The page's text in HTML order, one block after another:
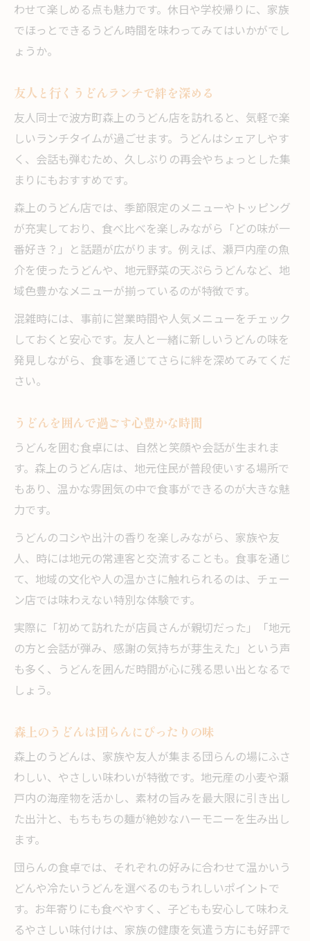
わせて楽しめる点も魅力です。休日や学校帰りに、家族
でほっとできるうどん時間を味わってみてはいかがでし
ょうか。
友人と行くうどんランチで絆を深める
友人同士で波方町森上のうどん店を訪れると、気軽で楽
しいランチタイムが過ごせます。うどんはシェアしやす
く、会話も弾むため、久しぶりの再会やちょっとした集
まりにもおすすめです。
森上のうどん店では、季節限定のメニューやトッピング
が充実しており、食べ比べを楽しみながら「どの味が一
番好き？」と話題が広がります。例えば、瀬戸内産の魚
介を使ったうどんや、地元野菜の天ぷらうどんなど、地
域色豊かなメニューが揃っているのが特徴です。
混雑時には、事前に営業時間や人気メニューをチェック
しておくと安心です。友人と一緒に新しいうどんの味を
発見しながら、食事を通じてさらに絆を深めてみてくだ
さい。
うどんを囲んで過ごす心豊かな時間
うどんを囲む食卓には、自然と笑顔や会話が生まれま
す。森上のうどん店は、地元住民が普段使いする場所で
もあり、温かな雰囲気の中で食事ができるのが大きな魅
力です。
うどんのコシや出汁の香りを楽しみながら、家族や友
人、時には地元の常連客と交流することも。食事を通じ
て、地域の文化や人の温かさに触れられるのは、チェー
ン店では味わえない特別な体験です。
実際に「初めて訪れたが店員さんが親切だった」「地元
の方と会話が弾み、感謝の気持ちが芽生えた」という声
も多く、うどんを囲んだ時間が心に残る思い出となるで
しょう。
森上のうどんは団らんにぴったりの味
森上のうどんは、家族や友人が集まる団らんの場にふさ
わしい、やさしい味わいが特徴です。地元産の小麦や瀬
戸内の海産物を活かし、素材の旨みを最大限に引き出し
た出汁と、もちもちの麺が絶妙なハーモニーを生み出し
ます。
団らんの食卓では、それぞれの好みに合わせて温かいう
どんや冷たいうどんを選べるのもうれしいポイントで
す。お年寄りにも食べやすく、子どもも安心して味わえ
るやさしい味付けは、家族の健康を気遣う方にも好評で